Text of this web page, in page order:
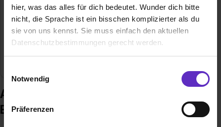
hier, was das alles für dich bedeutet. Wunder dich bitte
nicht, die Sprache ist ein bisschen komplizierter als du
sie von uns kennst. Sie muss einfach den aktuellen
Datenschutzbestimmungen gerecht werden.
Benutzung der Webseite getroffenen Einstellungen zu
Notwendig
Präferenzen
06251 18-122
E-Mail anzeigen
Ausbildung bei Sparkasse
Bensheim